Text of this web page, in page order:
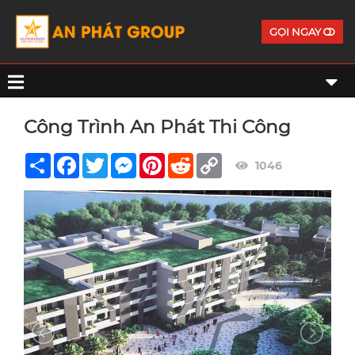
GỌI NGAY
Công Trình An Phát Thi Công
Share Facebook
TwitterMessengerPinterest
Reddit Copy
Link
1046